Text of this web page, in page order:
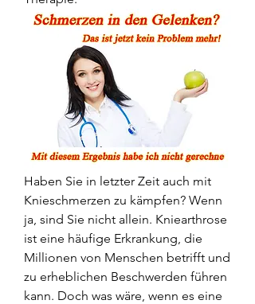
Haben Sie in letzter Zeit auch mit
Knieschmerzen zu kämpfen? Wenn
ja, sind Sie nicht allein. Kniearthrose
ist eine häufige Erkrankung, die
Millionen von Menschen betrifft und
zu erheblichen Beschwerden führen
kann. Doch was wäre, wenn es eine